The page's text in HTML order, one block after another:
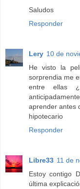
Saludos
Responder
Lery 10 de
He visto la
sorprendia me
entre ellas
aprender antes
hipotecario
Responder
Libre33 11 de
Estoy contigo
última